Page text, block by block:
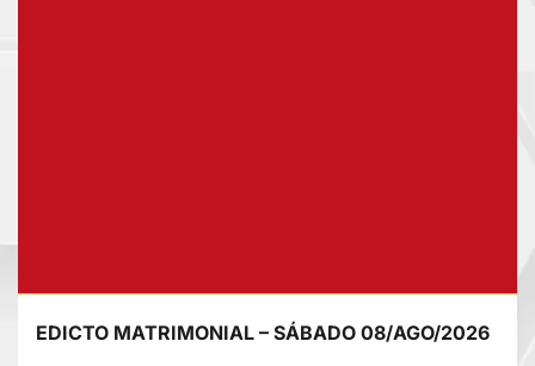
EDICTO MATRIMONIAL – SÁBADO 08/AGO/2026